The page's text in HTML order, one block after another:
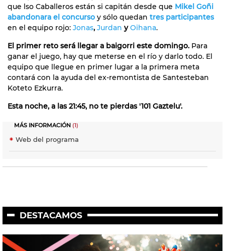
que lso Caballeros están si capitán desde que Mikel Goñi
abandonara el concurso y sólo quedan tres participantes
en el equipo rojo: Jonas, Jurdan yOihana.
El primer reto será llegar a baigorri este domingo. Para
ganar el juego, hay que meterse en el río y darlo todo. El
equipo que llegue en primer lugar a la primera meta
contará con la ayuda del ex-remontista de Santesteban
Koteto Ezkurra.
Esta noche, a las 21:45, no te pierdas '101 Gaztelu'.
MÁS INFORMACIÓN (1)
Web del programa
DESTACAMOS